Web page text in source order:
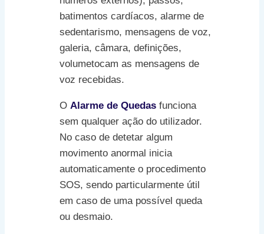
batimentos cardíacos, alarme de
sedentarismo, mensagens de voz,
galeria, câmara, definições,
volumetocam as mensagens de
voz recebidas.
O Alarme de Quedas funciona
sem qualquer ação do utilizador.
No caso de detetar algum
movimento anormal inicia
automaticamente o procedimento
SOS, sendo particularmente útil
em caso de uma possível queda
ou desmaio.